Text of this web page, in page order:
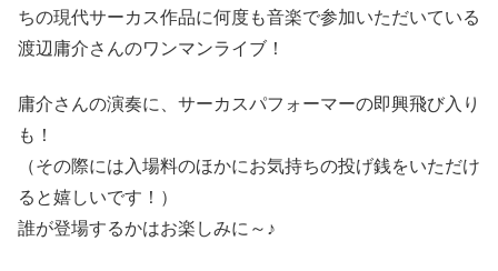
ちの現代サーカス作品に何度も音楽で参加いただいている
渡辺庸介さんのワンマンライブ！
庸介さんの演奏に、サーカスパフォーマーの即興飛び入り
も！
（その際には入場料のほかにお気持ちの投げ銭をいただけ
ると嬉しいです！）
誰が登場するかはお楽しみに～♪